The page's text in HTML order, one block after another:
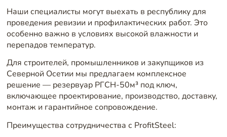
Наши специалисты могут выехать в республику для
проведения ревизии и профилактических работ. Это
особенно важно в условиях высокой влажности и
перепадов температур.
Для строителей, промышленников и закупщиков из
Северной Осетии мы предлагаем комплексное
решение — резервуар РГСН-50м³ под ключ,
включающее проектирование, производство, доставку,
монтаж и гарантийное сопровождение.
Преимущества сотрудничества с ProfitSteel: